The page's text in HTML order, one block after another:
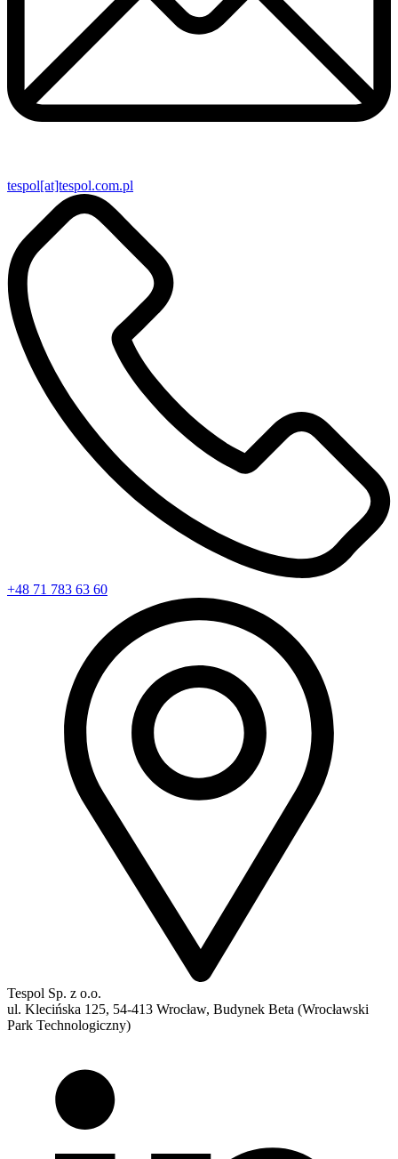
tespol[at]tespol.com.pl
+48 71 783 63 60
Tespol Sp. z o.o.
ul. Klecińska 125, 54-413 Wrocław, Budynek Beta (Wrocławski
Park Technologiczny)